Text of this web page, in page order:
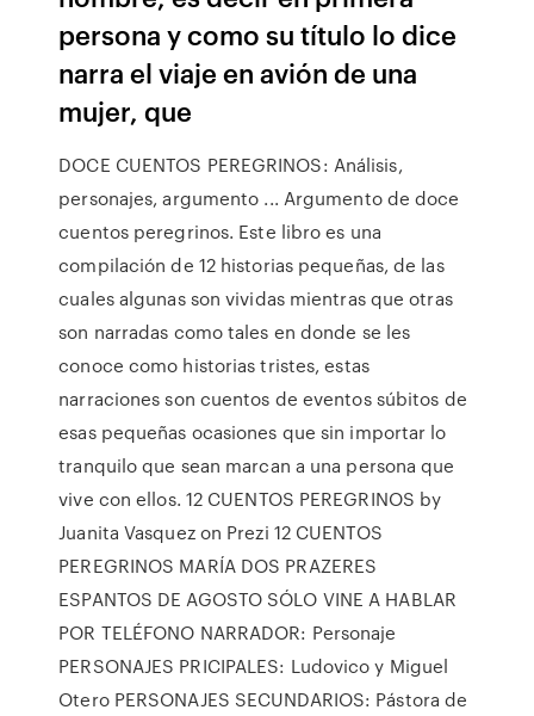
persona y como su título lo dice
narra el viaje en avión de una
mujer, que
DOCE CUENTOS PEREGRINOS: Análisis,
personajes, argumento ... Argumento de doce
cuentos peregrinos. Este libro es una
compilación de 12 historias pequeñas, de las
cuales algunas son vividas mientras que otras
son narradas como tales en donde se les
conoce como historias tristes, estas
narraciones son cuentos de eventos súbitos de
esas pequeñas ocasiones que sin importar lo
tranquilo que sean marcan a una persona que
vive con ellos. 12 CUENTOS PEREGRINOS by
Juanita Vasquez on Prezi 12 CUENTOS
PEREGRINOS MARÍA DOS PRAZERES
ESPANTOS DE AGOSTO SÓLO VINE A HABLAR
POR TELÉFONO NARRADOR: Personaje
PERSONAJES PRICIPALES: Ludovico y Miguel
Otero PERSONAJES SECUNDARIOS: Pástora de